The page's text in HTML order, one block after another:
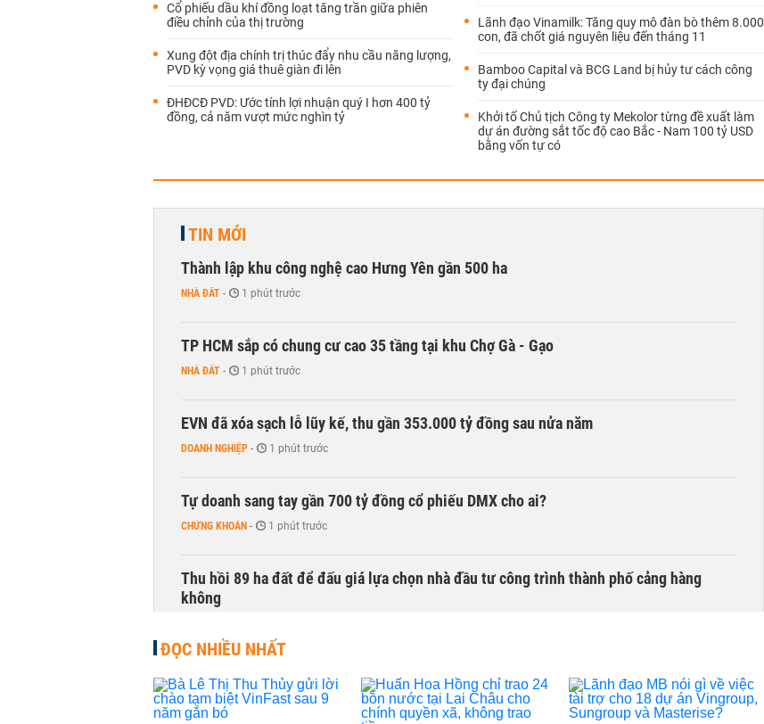
Cổ phiếu dầu khí đồng loạt tăng trần giữa phiên
điều chỉnh của thị trường
Xung đột địa chính trị thúc đẩy nhu cầu năng lượng,
PVD kỳ vọng giá thuê giàn đi lên
ĐHĐCĐ PVD: Ước tính lợi nhuận quý I hơn 400 tỷ
đồng, cả năm vượt mức nghìn tỷ
Lãnh đạo Vinamilk: Tăng quy mô đàn bò thêm 8.000
con, đã chốt giá nguyên liệu đến tháng 11
Bamboo Capital và BCG Land bị hủy tư cách công
ty đại chúng
Khởi tố Chủ tịch Công ty Mekolor từng đề xuất làm
dự án đường sắt tốc độ cao Bắc - Nam 100 tỷ USD
bằng vốn tự có
TIN MỚI
Thành lập khu công nghệ cao Hưng Yên gần 500 ha
NHÀ ĐẤT - 1 phút trước
TP HCM sắp có chung cư cao 35 tầng tại khu Chợ Gà - Gạo
NHÀ ĐẤT - 1 phút trước
EVN đã xóa sạch lỗ lũy kế, thu gần 353.000 tỷ đồng sau nửa năm
DOANH NGHIỆP - 1 phút trước
Tự doanh sang tay gần 700 tỷ đồng cổ phiếu DMX cho ai?
CHỨNG KHOÁN - 1 phút trước
Thu hồi 89 ha đất để đấu giá lựa chọn nhà đầu tư công trình thành phố cảng hàng
không
Dòng tiền ngoại bất ngờ trở lại TTCK, ai đã mua vào?
CHỨNG KHOÁN 1 phút trước
ĐỌC NHIỀU NHẤT